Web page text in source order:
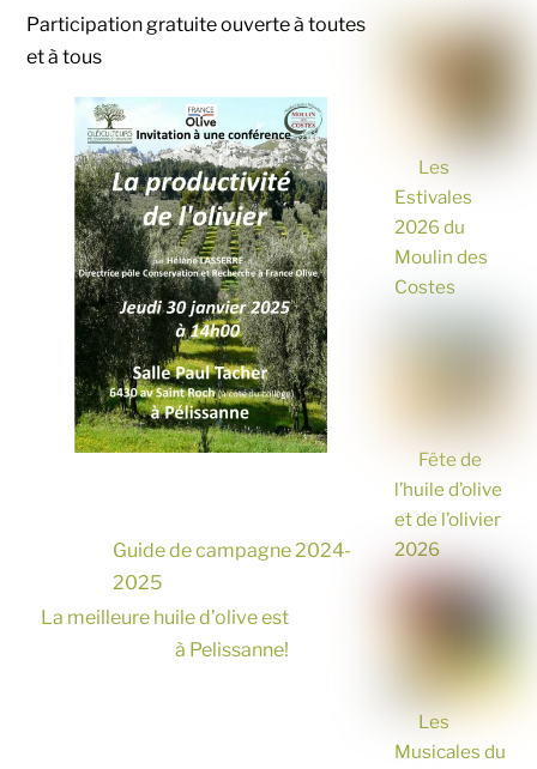
Participation gratuite ouverte à toutes
et à tous
Guide de campagne 2024-
2025
La meilleure huile d’olive est
à Pelissanne!
Les
Estivales
2026 du
Moulin des
Costes
Fête de
l’huile d’olive
et de l’olivier
2026
Les
Musicales du